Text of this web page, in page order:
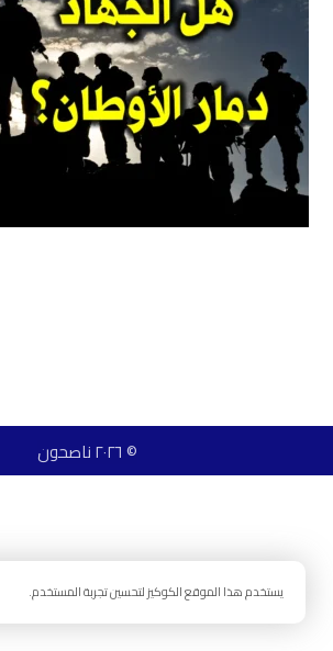
© ٢٠٢٦ ناصحون
يستخدم هذا الموقع الكوكيز لتحسين تجربة المستخدم.